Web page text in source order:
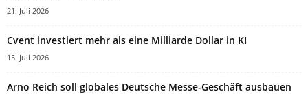
21. Juli 2026
Cvent investiert mehr als eine Milliarde Dollar in KI
15. Juli 2026
Arno Reich soll globales Deutsche Messe-Geschäft ausbauen